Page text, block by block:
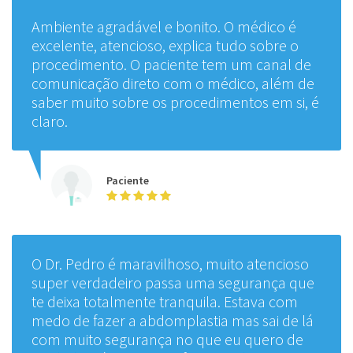
Reconstrução de Lóbulo da Orelha individualmente
Reconstrução Mamária individualmente
Otoplastia
Lipoaspiração individualmente
Lipoabdominoplastia individualmente
Ambiente agradável e bonito. O médico é
excelente, atencioso, explica tudo sobre o
procedimento. O paciente tem um canal de
comunicação direto com o médico, além de
saber muito sobre os procedimentos em si, é
claro.
Paciente
O Dr. Pedro é maravilhoso, muito atencioso
super verdadeiro passa uma segurança que
te deixa totalmente tranquila. Estava com
medo de fazer a abdomplastia mas sai de lá
com muito segurança no que eu quero de